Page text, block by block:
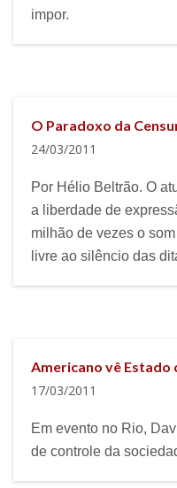
impor.
O Paradoxo da
24/03/2011
Por Hélio Beltrão. O
a liberdade de
milhão de vezes o
livre ao silêncio das
Americano vê Estado
17/03/2011
Em evento no Rio,
de controle da